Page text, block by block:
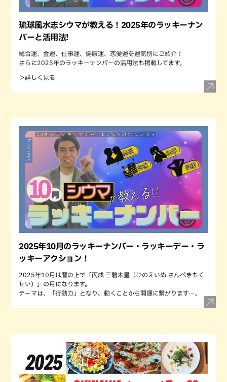
琉球風水志シウマが教える！2025年のラッキーナン
バーと活用法!
総合運、金運、仕事運、健康運、恋愛運を運気別にご紹介！
さらに2025年のラッキーナンバーの活用法も掲載してます。
＞詳しく見る
2025年10月のラッキーナンバー・ラッキーデー・ラ
ッキーアクション！
2025年10月は暦の上で「丙戌 三碧木星（ひのえいぬ さんぺきもく
せい）」の月になります。
テーマは、「行動力」となり、動くことから開運に繋がります…。